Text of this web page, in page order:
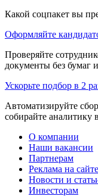
Какой соцпакет вы
Оформляйте
Проверяйте
документы без бумаг
Ускорьте подбор в 2
Автоматизируйте
собирайте аналитику
О компании
Наши вакансии
Партнерам
Реклама на сайте
Новости и
Инвесторам